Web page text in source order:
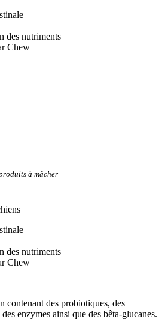
des nutriments
Chew
à mâcher
des nutriments
Chew
contenant des probiotiques, des
enzymes ainsi que des bêta-glucanes.